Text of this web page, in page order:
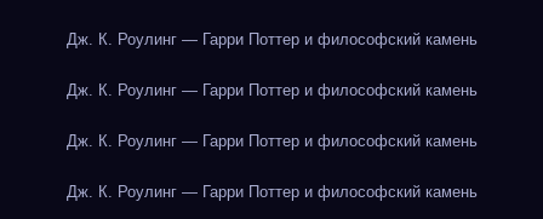
Дж. К. Роулинг — Гарри Поттер и философский камень
Дж. К. Роулинг — Гарри Поттер и философский камень
Дж. К. Роулинг — Гарри Поттер и философский камень
Дж. К. Роулинг — Гарри Поттер и философский камень